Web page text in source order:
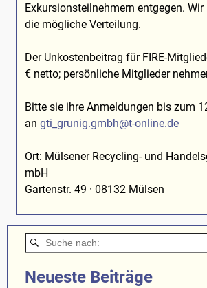
Exkursionsteilnehmern entgegen.
die mögliche Verteilung.
Der Unkostenbeitrag für FIRE-
€ netto; persönliche Mitglieder
Bitte sie ihre Anmeldungen bis zum
an gti_grunig.gmbh@t-online.de
Ort: Mülsener Recycling- und
mbH
Gartenstr. 49 · 08132 Mülsen
Neueste Beiträge